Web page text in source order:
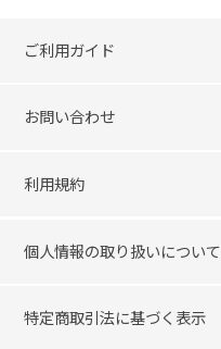
ご利用ガイド
お問い合わせ
利用規約
個人情報の取り扱いについて
特定商取引法に基づく表示